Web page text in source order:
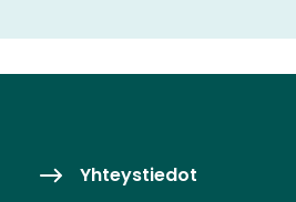
Yhteystiedot